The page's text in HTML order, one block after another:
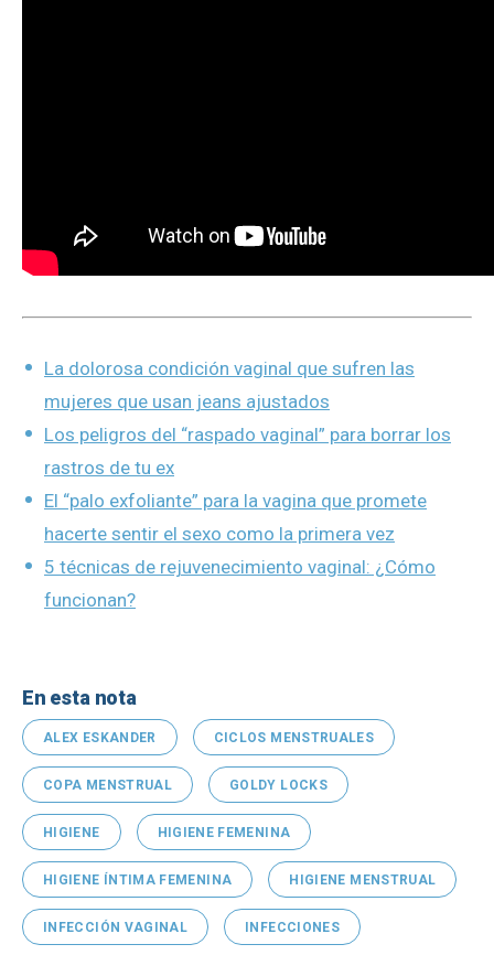
La dolorosa condición vaginal que sufren las
mujeres que usan jeans ajustados
Los peligros del “raspado vaginal” para borrar los
rastros de tu ex
El “palo exfoliante” para la vagina que promete
hacerte sentir el sexo como la primera vez
5 técnicas de rejuvenecimiento vaginal: ¿Cómo
funcionan?
En esta nota
ALEX ESKANDER CICLOS MENSTRUALES
COPA MENSTRUAL GOLDY LOCKS
HIGIENE HIGIENE FEMENINA
HIGIENE ÍNTIMA FEMENINA HIGIENE MENSTRUAL
INFECCIÓN VAGINAL INFECCIONES